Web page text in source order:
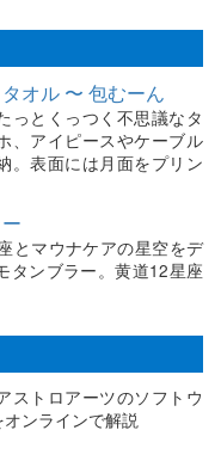
オル 〜 包むーん
っとくっつく不思議なタ
、アイピースやケーブル
。表面には月面をプリン
とマウナケアの星空をデ
タンブラー。黄道12星座
ストロアーツのソフトウ
ンラインで解説